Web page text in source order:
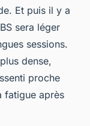
Et puis il y a
sera léger
sessions.
dense,
proche
fatigue après